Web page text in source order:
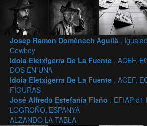
Josep Ramon Domènech Aguilà ,
Cowboy
Idoia Eletxigerra De La Fuente , ACEF,
DOS EN UNA
Idoia Eletxigerra De La Fuente , ACEF,
FIGURAS
José Alfredo Estefanía Flaño , EFIAP-d1
LOGROÑO, ESPANYA
ALZANDO LA TABLA